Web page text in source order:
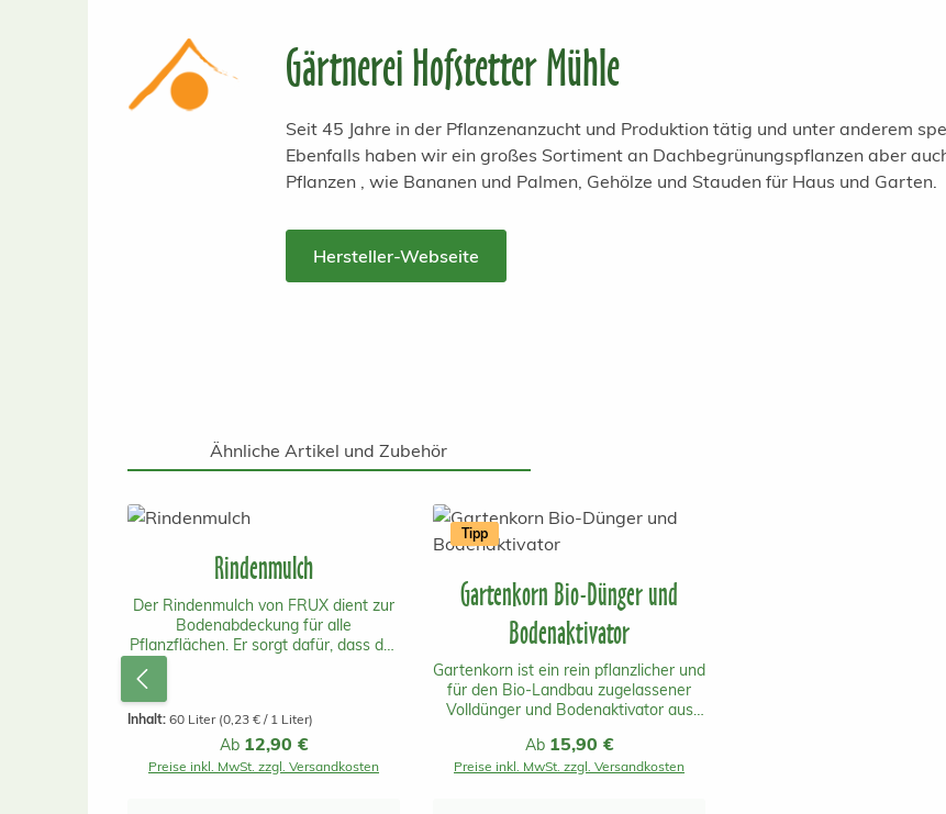
Gärtnerei Hofstetter Mühle
Seit 45 Jahre in der Pflanzenanzucht und Produktion tätig und unter anderem
Ebenfalls haben wir ein großes Sortiment an Dachbegrünungspflanzen aber
Pflanzen , wie Bananen und Palmen, Gehölze und Stauden für Haus und Garten.
Hersteller-Webseite
Ähnliche Artikel und Zubehör
Produktgalerie überspringen
Rindenmulch
Der Rindenmulch von FRUX dient zur
Bodenabdeckung für alle
Pflanzflächen. Er sorgt dafür, dass der
Boden locker und durchlüftet bleibt.
gehemmt. Die Teilchen sind bei der
feinkörnigen 0-15mm groß. Ein Sack
reicht für bis zu 1.6 m2.
Inhalt: 60 Liter (0,23 € / 1 Liter)
Regulärer Preis:
Ab 12,90 €
Preise inkl. MwSt. zzgl. Versandkosten
Tipp
Gartenkorn Bio-Dünger und
Bodenaktivator
Gartenkorn ist ein rein pflanzlicher und
für den Bio-Landbau zugelassener
Volldünger und Bodenaktivator aus
auch langanhaltenden Wirkung.Er
beinhaltet keine tierischen
Regulärer Preis:
Ab 15,90 €
Preise inkl. MwSt. zzgl. Versandkosten